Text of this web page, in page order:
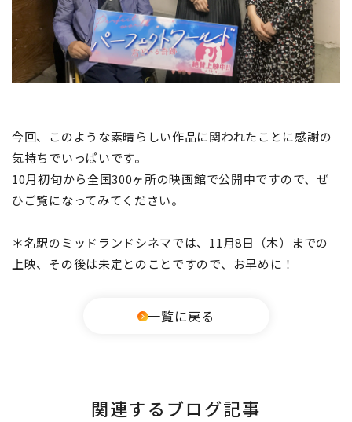
今回、このような素晴らしい作品に関われたことに感謝の
気持ちでいっぱいです。
10月初旬から全国300ヶ所の映画館で公開中ですので、ぜ
ひご覧になってみてください。
＊名駅のミッドランドシネマでは、11月8日（木）までの
上映、その後は未定とのことですので、お早めに！
一覧に戻る
関連するブログ記事